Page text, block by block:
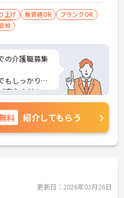
上げ 無資格OK
ブランクOK
給
の介護職募集
もしっかりと
安心ください
宅ありと、勤
お伝えします
。
料 紹介してもらう
更新日：2026年03月26日